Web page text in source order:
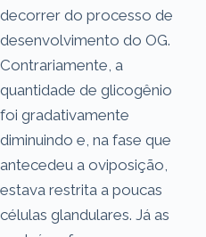
decorrer do processo de
desenvolvimento do OG.
Contrariamente, a
quantidade de glicogênio
foi gradativamente
diminuindo e, na fase que
antecedeu a oviposição,
estava restrita a poucas
células glandulares. Já as